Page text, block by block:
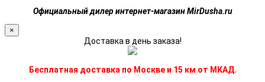
Официальный дилер интернет-магазин MirDusha.ru
×
Доставка в день заказа!
Бесплатная доставка по Москве и 15 км от МКАД.